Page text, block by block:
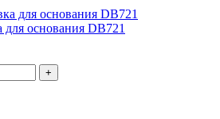
основания DB721
+